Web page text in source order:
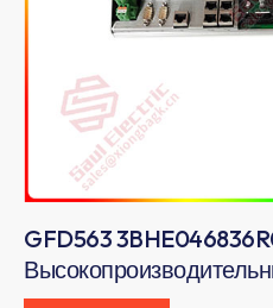
GFD563